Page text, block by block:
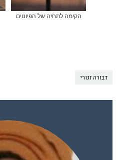
הקימה לתחיה של הפיוטים
דבורה זגורי